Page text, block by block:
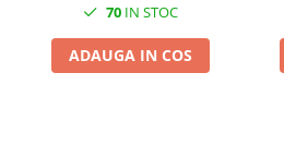
70 IN STOC
ADAUGA IN COS